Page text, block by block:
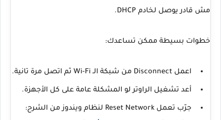
مش قادر يوصل لخادم DHCP.
خطوات بسيطة ممكن تساعدك:
اعمل Disconnect من شبكة الـ Wi-Fi ثم اتصل مرة تانية.
أعد تشغيل الراوتر لو المشكلة عامة على كل الأجهزة.
جرّب تعمل Reset Network لنظام ويندوز من الشرح: